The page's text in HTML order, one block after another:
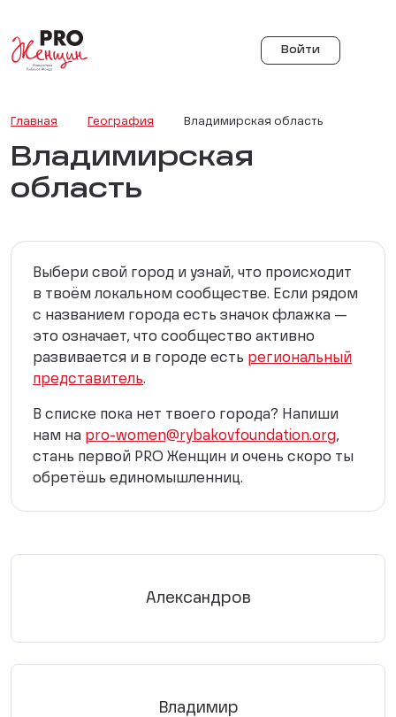
Войти
Главная География Владимирская область
Владимирская
область
Выбери свой город и узнай, что происходит
в твоём локальном сообществе. Если рядом
с названием города есть значок флажка —
это означает, что сообщество активно
развивается и в городе есть региональный
представитель.
В списке пока нет твоего города? Напиши
нам на pro-women@rybakovfoundation.org,
стань первой PRO Женщин и очень скоро ты
обретёшь единомышленниц.
Александров
Владимир